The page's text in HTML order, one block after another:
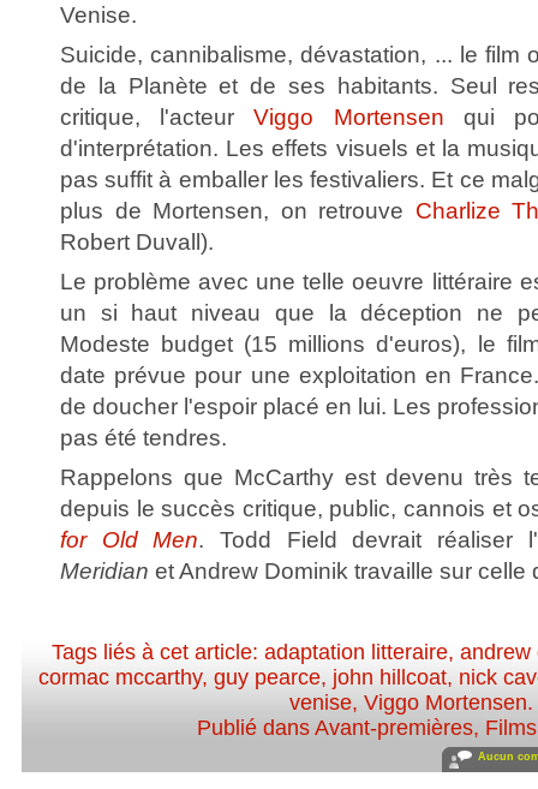
Venise.
Suicide, cannibalisme, dévastation, ... le film
de la Planète et de ses habitants. Seul
critique, l'acteurViggo Mortensen qui
d'interprétation. Les effets visuels et la
pas suffit à emballer les festivaliers. Et ce
plus de Mortensen, on retrouve Charlize
Robert Duvall).
Le problème avec une telle oeuvre littéraire
un si haut niveau que la déception ne
Modeste budget (15 millions d'euros), le
date prévue pour une exploitation en
de doucher l'espoir placé en lui. Les
pas été tendres.
Rappelons que McCarthy est devenu très
depuis le succès critique, public, cannois et
for Old Men. Todd Field devrait réaliser
Meridian et Andrew Dominik travaille sur celle
Tags liés à cet article:adaptation litteraire,andrew
cormac mccarthy, guy pearce, john hillcoat, nick
venise,Viggo Mortensen.
Publié dansAvant-premières, Films
Aucun